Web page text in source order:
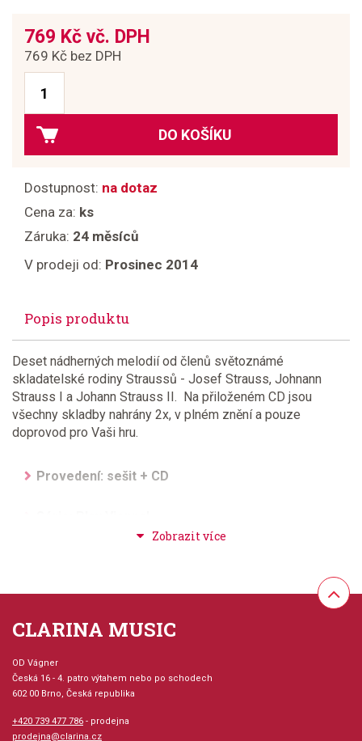
769 Kč vč. DPH
769 Kč bez DPH
DO KOŠÍKU
Dostupnost: na dotaz
Cena za: ks
Záruka: 24 měsíců
V prodeji od: Prosinec 2014
Popis produktu
Deset nádherných melodií od členů světoznámé
skladatelské rodiny Straussů - Josef Strauss, Johnann
Strauss I a Johann Strauss II. Na přiloženém CD jsou
všechny skladby nahrány 2x, v plném znění a pouze
doprovod pro Vaši hru.
Provedení: sešit + CD
Velikost (rozměr): 23 x 30 cm
Počet skladeb: 10
Počet stran: 40
hudební úprava: melodie
CLARINA MUSIC
OD Vágner
Česká 16 - 4. patro výtahem nebo po schodech
602 00 Brno, Česká republika
+420 739 477 786 - prodejna
prodejna@clarina.cz